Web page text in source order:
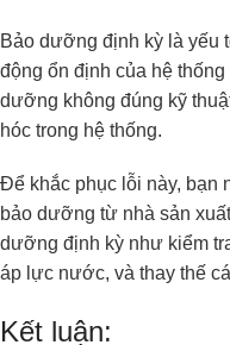
Bảo dưỡng định kỳ là yếu
động ổn định của hệ
dưỡng không đúng kỹ
hóc trong hệ thống.
Để khắc phục lỗi này, bạn
bảo dưỡng từ nhà sản
dưỡng định kỳ như kiểm
áp lực nước, và thay thế
Kết luận: